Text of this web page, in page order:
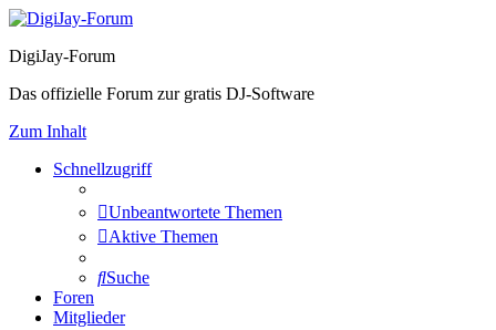
DigiJay-Forum
Das offizielle Forum zur gratis DJ-Software
Zum Inhalt
Schnellzugriff
Unbeantwortete Themen
Aktive Themen
Suche
Foren
Mitglieder